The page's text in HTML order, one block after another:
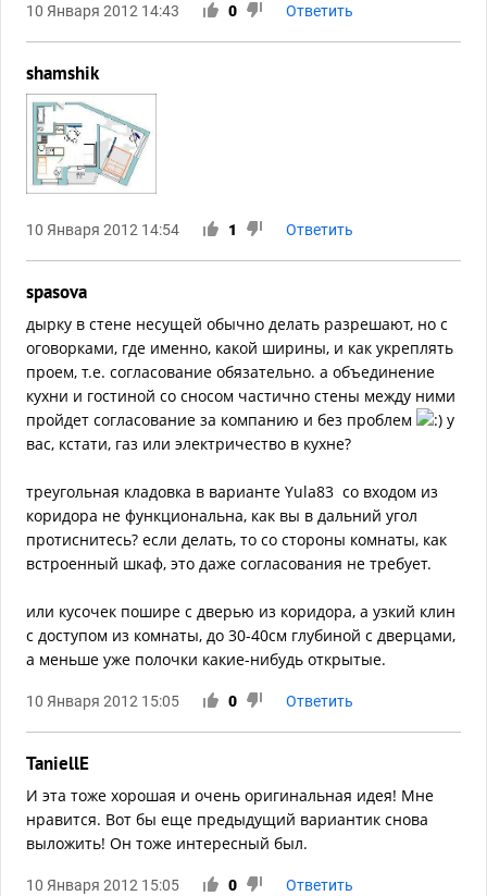
10 Января 2012 14:43 0 Ответить
shamshik
10 Января 2012 14:54 1 Ответить
spasova
дырку в стене несущей обычно делать разрешают, но с
оговорками, где именно, какой ширины, и как укреплять
проем, т.е. согласование обязательно. а объединение
кухни и гостиной со сносом частично стены между ними
пройдет согласование за компанию и без проблем
у
вас, кстати, газ или электричество в кухне?
треугольная кладовка в варианте Yula83 со входом из
коридора не функциональна, как вы в дальний угол
протиснитесь? если делать, то со стороны комнаты, как
встроенный шкаф, это даже согласования не требует.
или кусочек пошире с дверью из коридора, а узкий клин
с доступом из комнаты, до 30-40см глубиной с дверцами,
а меньше уже полочки какие-нибудь открытые.
10 Января 2012 15:05 0 Ответить
TaniellE
И эта тоже хорошая и очень оригинальная идея! Мне
нравится. Вот бы еще предыдущий вариантик снова
выложить! Он тоже интересный был.
10 Января 2012 15:05 0 Ответить